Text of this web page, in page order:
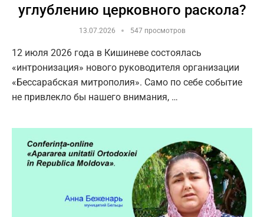
углублению церковного раскола?
13.07.2026 547 просмотров
12 июля 2026 года в Кишиневе состоялась
«интронизация» нового руководителя организации
«Бессарабская митрополия». Само по себе событие
не привлекло бы нашего внимания, …